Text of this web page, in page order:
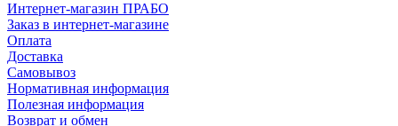
Интернет-магазин ПРАБО
Заказ в интернет-магазине
Оплата
Доставка
Самовывоз
Нормативная информация
Полезная информация
Возврат и обмен